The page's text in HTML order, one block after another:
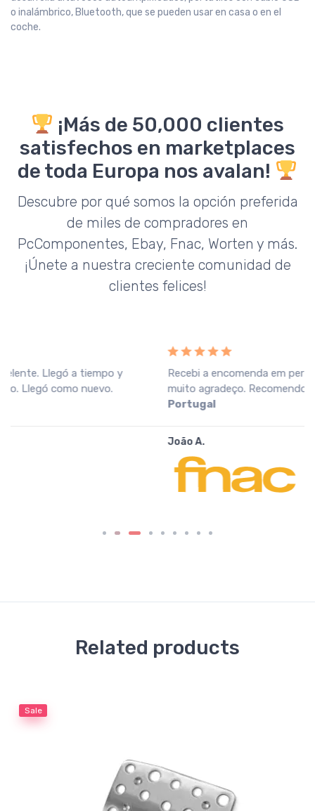
o inalámbrico, Bluetooth, que se pueden usar en casa o en el
coche.
¡Más de 50,000 clientes
satisfechos en marketplaces
de toda Europa nos avalan!
Descubre por qué somos la opción preferida
de miles de compradores en
PcComponentes, Ebay, Fnac, Worten y más.
¡Únete a nuestra creciente comunidad de
clientes felices!
Recebi a encomenda em perfeitas condições, o que
muito agradeço. Recomendo o vendedor.Fnac
Related products
Sale